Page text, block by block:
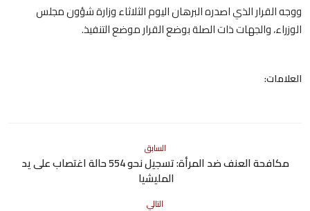
ووجه القرار الذي اصدره البرهان اليوم الثلاثاء وزارة شؤون مجلس
الوزراء، والجهات ذات الصلة بوضع القرار موضع التنفيذ.
العلامات:
السابق
مكافحة العنف ضد المرأة: تسجيل نحو 554 حالة اغتصاب على يد
المليشيا
التالي